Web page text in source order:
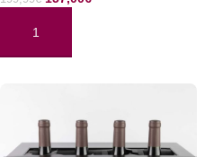
AÑADIR AL CARRITO